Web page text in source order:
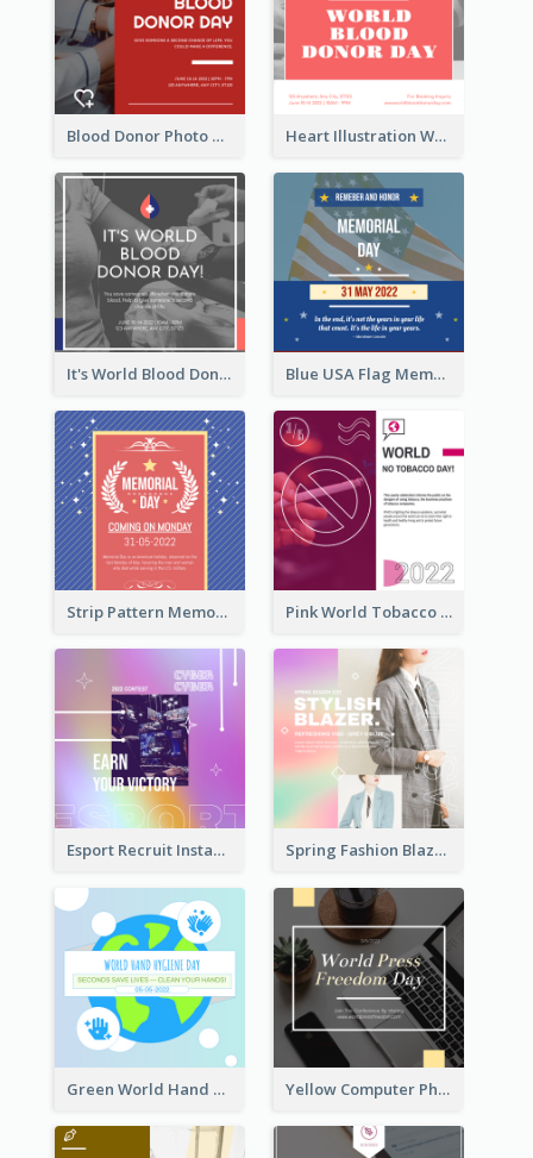
Blood Donor Photo World Blood Donor Day Instagram Post Heart Illustration World Blood Donor Day Instagram Post
It's World Blood Donor Day Photo Instagram Post Blue USA Flag Memorial Day Instagram Post Design
Strip Pattern Memorial Day Instagram Post Pink World Tobacco Day Instagram Post
Esport Recruit Instagram Post Spring Fashion Blazer Instagram Post
Green World Hand Hygiene Day Instagram Post Yellow Computer Photo World Press Freedom Day Instagram Post